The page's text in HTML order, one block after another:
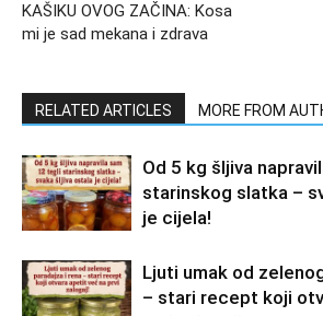
KAŠIKU OVOG ZAČINA: Kosa
mi je sad mekana i zdrava
RELATED ARTICLES MORE FROM
Od 5 kg šljiva
starinskog slatka –
je cijela!
Ljuti umak od
– stari recept koji